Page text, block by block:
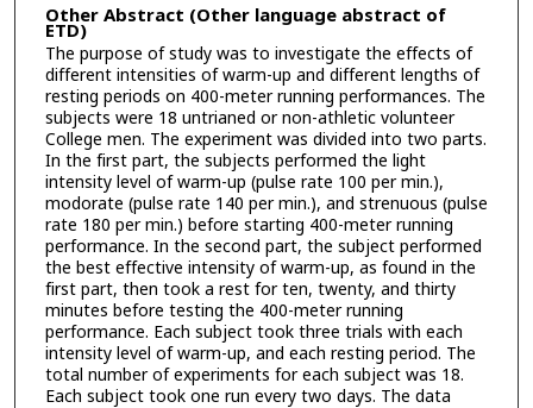
Other Abstract (Other language abstract of
ETD)
The purpose of study was to investigate the effects of
different intensities of warm-up and different lengths of
resting periods on 400-meter running performances. The
subjects were 18 untrianed or non-athletic volunteer
College men. The experiment was divided into two parts.
In the first part, the subjects performed the light
intensity level of warm-up (pulse rate 100 per min.),
modorate (pulse rate 140 per min.), and strenuous (pulse
rate 180 per min.) before starting 400-meter running
performance. In the second part, the subject performed
the best effective intensity of warm-up, as found in the
first part, then took a rest for ten, twenty, and thirty
minutes before testing the 400-meter running
performance. Each subject took three trials with each
intensity level of warm-up, and each resting period. The
total number of experiments for each subject was 18.
Each subject took one run every two days. The data